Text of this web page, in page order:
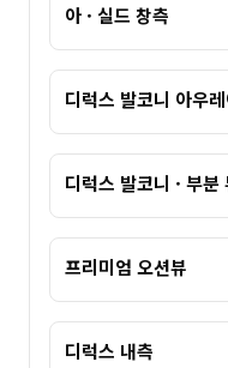
아 · 실드 창측
디럭스 발코니 아우
디럭스 발코니 · 부분
프리미엄 오션뷰
디럭스 내측